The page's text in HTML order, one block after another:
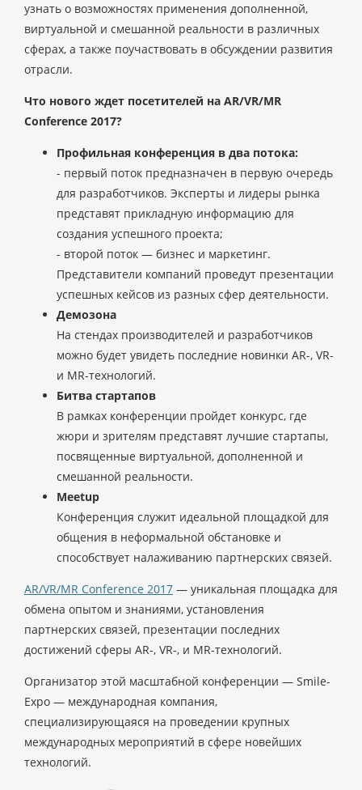
узнать о возможностях применения дополненной,
виртуальной и смешанной реальности в различных
сферах, а также поучаствовать в обсуждении развития
отрасли.
Что нового ждет посетителей на AR/VR/MR
Conference 2017?
Профильная конференция в два потока:
- первый поток предназначен в первую очередь
для разработчиков. Эксперты и лидеры рынка
представят прикладную информацию для
создания успешного проекта;
- второй поток — бизнес и маркетинг.
Представители компаний проведут презентации
успешных кейсов из разных сфер деятельности.
Демозона
На стендах производителей и разработчиков
можно будет увидеть последние новинки AR-, VR-
и MR-технологий.
Битва стартапов
В рамках конференции пройдет конкурс, где
жюри и зрителям представят лучшие стартапы,
посвященные виртуальной, дополненной и
смешанной реальности.
Meetup
Конференция служит идеальной площадкой для
общения в неформальной обстановке и
способствует налаживанию партнерских связей.
AR/VR/MR Conference 2017 — уникальная площадка для
обмена опытом и знаниями, установления
партнерских связей, презентации последних
достижений сферы AR-, VR-, и MR-технологий.
Организатор этой масштабной конференции — Smile-
Expo — международная компания,
специализирующаяся на проведении крупных
международных мероприятий в сфере новейших
технологий.